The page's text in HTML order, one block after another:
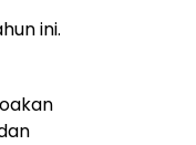
ini.